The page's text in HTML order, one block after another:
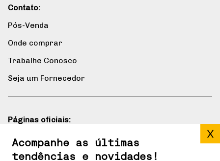
Acompanhe as últimas
tendências e novidades!
Contato:
Pós-Venda
Onde comprar
Trabalhe Conosco
Seja um Fornecedor
Páginas oficiais:
Blog
Gerdau mais